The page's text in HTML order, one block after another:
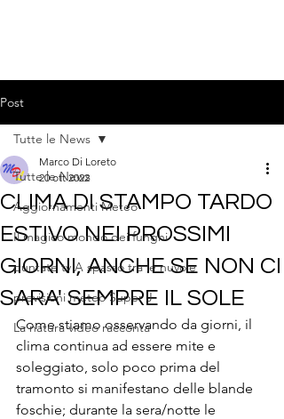
Post
Tutte le News
Aggiornamenti Meteo
Il magico mondo dei funghi
puntate tv A spasso tra le nuvole
previsioni meteo Super J
La natura video racconta
Tutte le News
CLIMA DI STAMPO TARDO
ESTIVO NEI PROSSIMI
GIORNI, ANCHE SE NON CI
SARA' SEMPRE IL SOLE
Marco Di Loreto
20 ott 2022
Come stiamo osservando da giorni, il
clima continua ad essere mite e
soleggiato, solo poco prima del
tramonto si manifestano delle blande
foschie; durante la sera/notte le